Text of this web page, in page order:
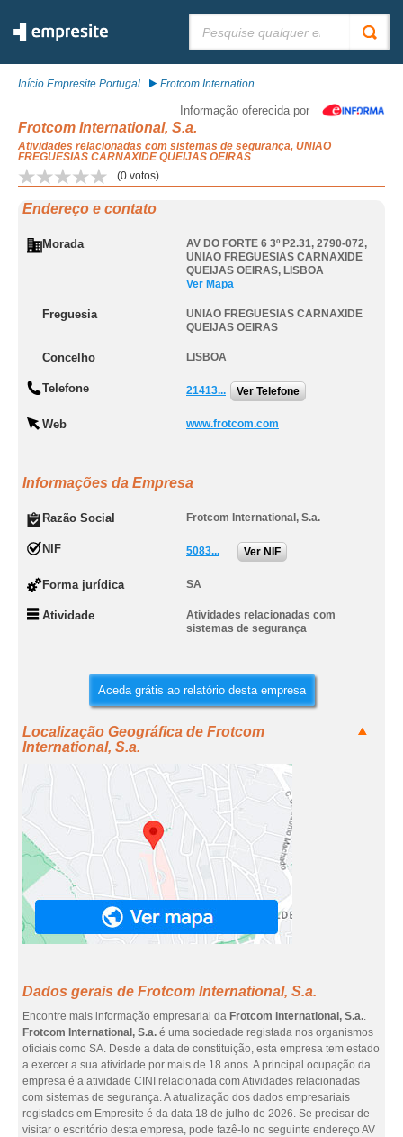
Início Empresite Portugal Frotcom Internation...
Informação oferecida por
Frotcom International, S.a.
Atividades relacionadas com sistemas de segurança, UNIAO
FREGUESIAS CARNAXIDE QUEIJAS OEIRAS
(0 votos)
Endereço e contato
Morada AV DO FORTE 6 3º P2.31, 2790-072,
UNIAO FREGUESIAS CARNAXIDE
QUEIJAS OEIRAS, LISBOA
Ver Mapa
Freguesia
UNIAO FREGUESIAS CARNAXIDE
QUEIJAS OEIRAS
Concelho LISBOA
Telefone 21413... Ver Telefone
Web www.frotcom.com
Informações da Empresa
Razão Social Frotcom International, S.a.
NIF 5083... Ver NIF
Forma jurídica SA
Atividade
Atividades relacionadas com
sistemas de segurança
Aceda grátis ao relatório desta empresa
Localização Geográfica de Frotcom
International, S.a.
Dados gerais de Frotcom International, S.a.
Encontre mais informação empresarial da Frotcom International, S.a..
Frotcom International, S.a. é uma sociedade registada nos organismos
oficiais como SA. Desde a data de constituição, esta empresa tem estado
a exercer a sua atividade por mais de 18 anos. A principal ocupação da
empresa é a atividade CINI relacionada com Atividades relacionadas
com sistemas de segurança. A atualização dos dados empresariais
registados em Empresite é da data 18 de julho de 2026. Se precisar de
visitar o escritório desta empresa, pode fazê-lo no seguinte endereço AV